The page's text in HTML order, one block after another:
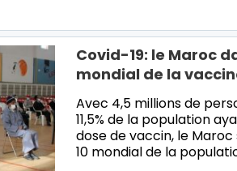
Covid-19: le Maroc
mondial de la
Avec 4,5 millions de
11,5% de la population
dose de vaccin, le
10 mondial de la